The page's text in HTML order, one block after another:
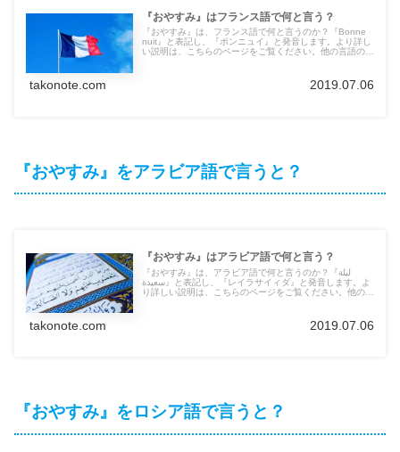
『おやすみ』はフランス語で何と言う？
『おやすみ』は、フランス語で何と言うのか？『Bonne
nuit』と表記し、『ボンニュイ』と発音します。より詳し
い説明は、こちらのページをご覧ください。他の言語の言
takonote.com 2019.07.06
『おやすみ』をアラビア語で言うと？
『おやすみ』はアラビア語で何と言う？
『おやすみ』は、アラビア語で何と言うのか？『ليلة
سعيدة』と表記し、『レイラサイィダ』と発音します。よ
り詳しい説明は、こちらのページをご覧ください。他の言
takonote.com 2019.07.06
『おやすみ』をロシア語で言うと？